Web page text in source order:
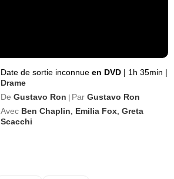
Date de sortie inconnueen DVD | 1h 35min |
Drame
De Gustavo Ron | Par Gustavo Ron
Avec Ben Chaplin Emilia Fox ,Greta
Scacchi